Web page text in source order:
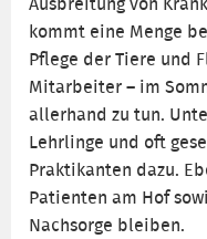
kommt eine Menge
Pflege der Tiere und
Mitarbeiter – im
allerhand zu tun.
Lehrlinge und oft
Praktikanten dazu.
Patienten am Hof
Nachsorge bleiben.